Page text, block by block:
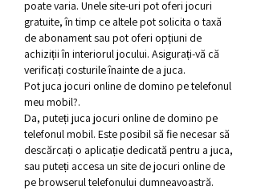
poate varia. Unele site-uri pot oferi jocuri
gratuite, în timp ce altele pot solicita o taxă
de abonament sau pot oferi opțiuni de
achiziții în interiorul jocului. Asigurați-vă că
verificați costurile înainte de a juca.
Pot juca jocuri online de domino pe telefonul
meu mobil?.
Da, puteți juca jocuri online de domino pe
telefonul mobil. Este posibil să fie necesar să
descărcați o aplicație dedicată pentru a juca,
sau puteți accesa un site de jocuri online de
pe browserul telefonului dumneavoastră.